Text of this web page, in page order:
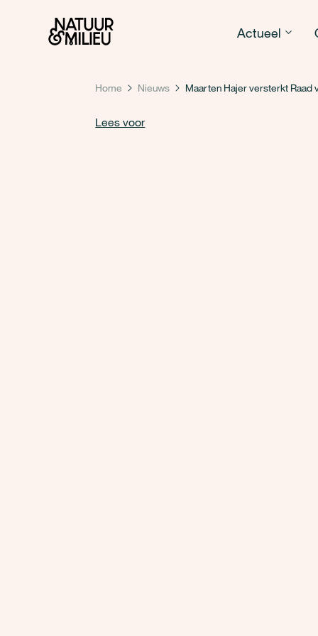
Natuur & Milieu homepage
Actueel
Home Nieuws Maarten Hajer versterkt Raad
Lees voor